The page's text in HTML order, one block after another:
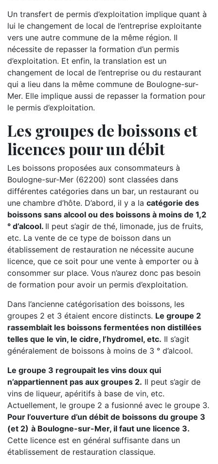
Un transfert de permis d’exploitation implique quant à
lui le changement de local de l’entreprise exploitante
vers une autre commune de la même région. Il
nécessite de repasser la formation d’un permis
d’exploitation. Et enfin, la translation est un
changement de local de l’entreprise ou du restaurant
qui a lieu dans la même commune de Boulogne-sur-
Mer. Elle implique aussi de repasser la formation pour
le permis d’exploitation.
Les groupes de boissons et
licences pour un débit
Les boissons proposées aux consommateurs à
Boulogne-sur-Mer (62200) sont classées dans
différentes catégories dans un bar, un restaurant ou
une chambre d’hôte. D’abord, il y a la catégorie des
boissons sans alcool ou des boissons à moins de 1,2
° d’alcool. Il peut s’agir de thé, limonade, jus de fruits,
etc. La vente de ce type de boisson dans un
établissement de restauration ne nécessite aucune
licence, que ce soit pour une vente à emporter ou à
consommer sur place. Vous n’aurez donc pas besoin
de formation pour avoir un permis d’exploitation.
Dans l’ancienne catégorisation des boissons, les
groupes 2 et 3 étaient encore distincts. Le groupe 2
rassemblait les boissons fermentées non distillées
telles que le vin, le cidre, l’hydromel, etc. Il s’agit
généralement de boissons à moins de 3 ° d’alcool.
Le groupe 3 regroupait les vins doux qui
n’appartiennent pas aux groupes 2. Il peut s’agir de
vins de liqueur, apéritifs à base de vin, etc.
Actuellement, le groupe 2 a fusionné avec le groupe 3.
Pour l’ouverture d’un débit de boissons du groupe 3
(et 2) à Boulogne-sur-Mer, il faut une licence 3.
Cette licence est en général suffisante dans un
établissement de restauration classique.